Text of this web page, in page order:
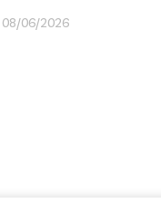
08/06/2026